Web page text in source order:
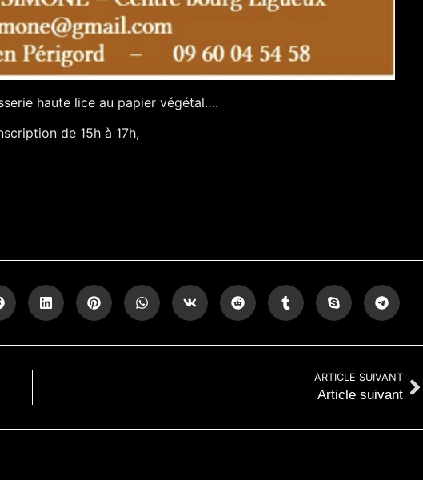
haute lice au papier végétal….
de 15h à 17h,
ARTICLE SUIVANT
Article suivant